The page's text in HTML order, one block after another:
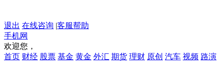
退出 在线咨询 |客服帮助
手机网
欢迎您，
首页 财经 股票 基金 黄金 外汇 期货 理财 原创 汽车 视频 路演